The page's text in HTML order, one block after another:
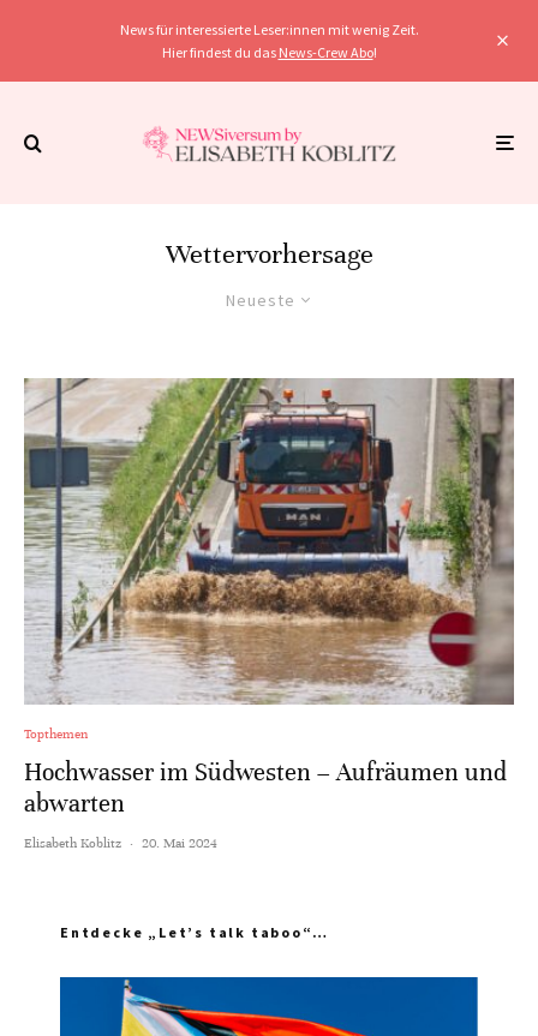
News für interessierte Leser:innen mit wenig Zeit.
Hier findest du das News-Crew Abo!
Wettervorhersage
Neueste
Topthemen
Hochwasser im Südwesten – Aufräumen und
abwarten
Elisabeth Koblitz · 20. Mai 2024
Entdecke „Let’s talk taboo“…